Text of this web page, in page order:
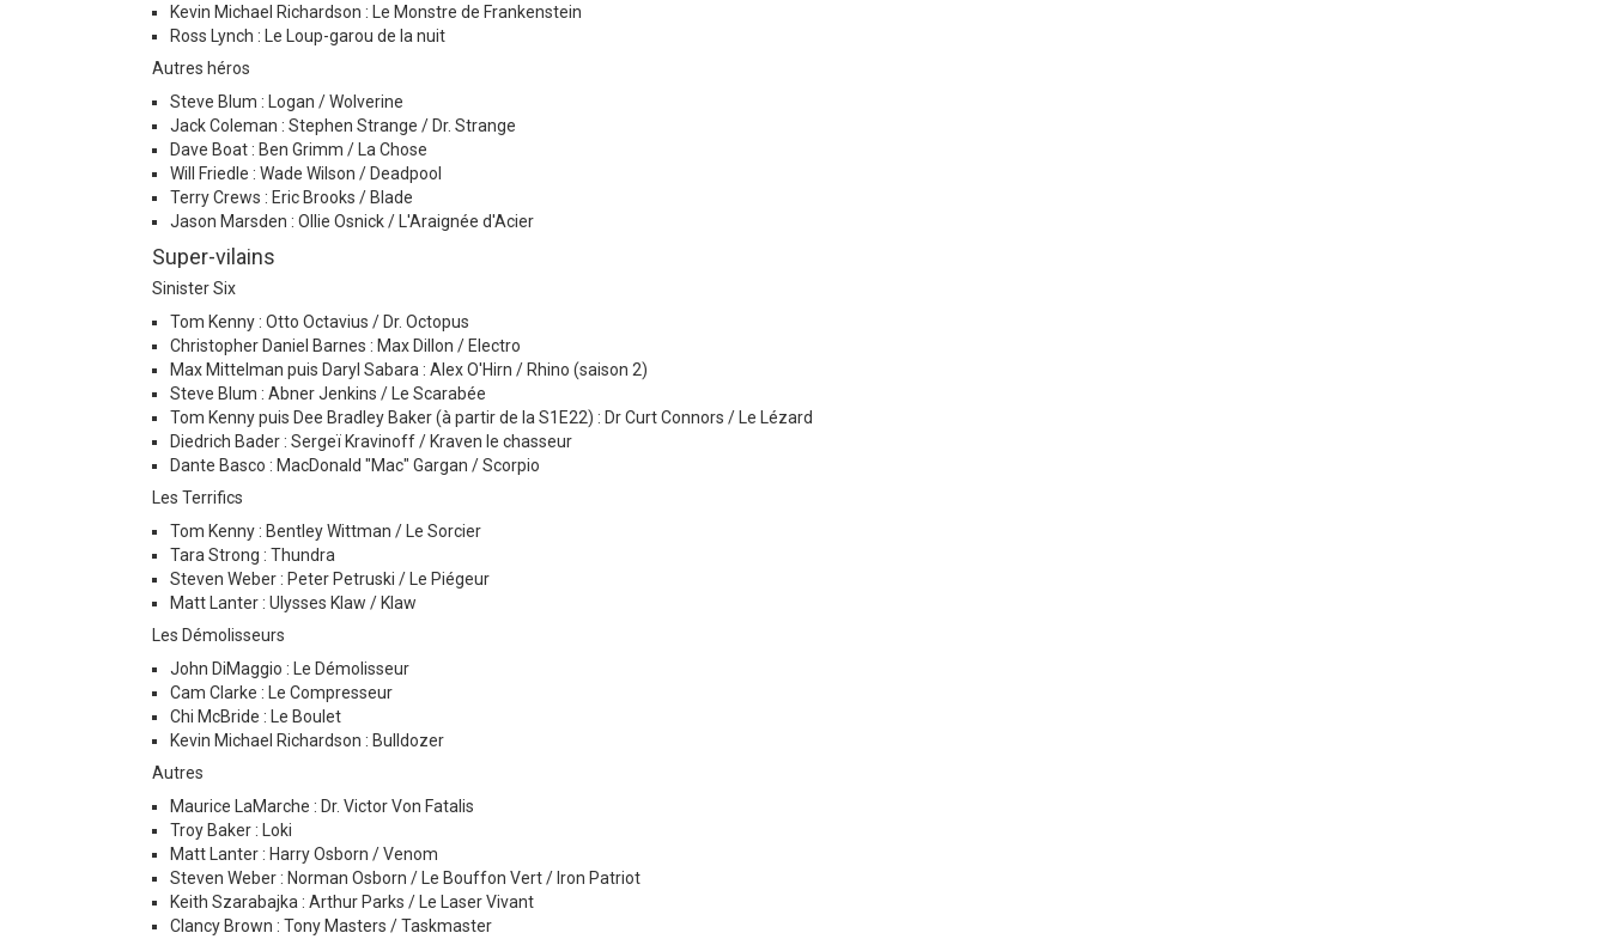
Kevin Michael Richardson : Le Monstre de Frankenstein
Ross Lynch : Le Loup-garou de la nuit
Autres héros
Steve Blum : Logan / Wolverine
Jack Coleman : Stephen Strange / Dr. Strange
Dave Boat : Ben Grimm / La Chose
Will Friedle : Wade Wilson / Deadpool
Terry Crews : Eric Brooks / Blade
Jason Marsden : Ollie Osnick / L'Araignée d'Acier
Super-vilains
Sinister Six
Tom Kenny : Otto Octavius / Dr. Octopus
Christopher Daniel Barnes : Max Dillon / Electro
Max Mittelman puis Daryl Sabara : Alex O'Hirn / Rhino (saison 2)
Steve Blum : Abner Jenkins / Le Scarabée
Tom Kenny puis Dee Bradley Baker (à partir de la S1E22) : Dr Curt Connors / Le Lézard
Diedrich Bader : Sergeï Kravinoff / Kraven le chasseur
Dante Basco : MacDonald "Mac" Gargan / Scorpio
Les Terrifics
Tom Kenny : Bentley Wittman / Le Sorcier
Tara Strong : Thundra
Steven Weber : Peter Petruski / Le Piégeur
Matt Lanter : Ulysses Klaw / Klaw
Les Démolisseurs
John DiMaggio : Le Démolisseur
Cam Clarke : Le Compresseur
Chi McBride : Le Boulet
Kevin Michael Richardson : Bulldozer
Autres
Maurice LaMarche : Dr. Victor Von Fatalis
Troy Baker : Loki
Matt Lanter : Harry Osborn / Venom
Steven Weber : Norman Osborn / Le Bouffon Vert / Iron Patriot
Keith Szarabajka : Arthur Parks / Le Laser Vivant
Clancy Brown : Tony Masters / Taskmaster